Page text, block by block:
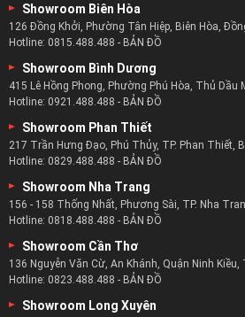
Showroom Biên Hòa
126 Đồng Khởi, Phường Tân Hiệp, Biên Hòa,
Hotline: 0815.488.488 - BẢN ĐỒ
Showroom Bình Dương
415 Lê Hồng Phong, Phường Phú Hòa, Thủ Dầu
Hotline: 0921.488.488 - BẢN ĐỒ
Showroom Phan Thiết
217 Trần Hưng Đạo, Phú Thủy, TP. Phan Thiết,
Hotline: 0829.488.488 - BẢN ĐỒ
Showroom Nha Trang
156 - 158 Thống Nhất, Phương Sài, TP. Nha
Hotline: 0818.488.488 - BẢN ĐỒ
Showroom Cần Thơ
136 Nguyễn Văn Cừ, An Khánh, Quận Ninh Kiều,
Hotline: 0823.488.488 - BẢN ĐỒ
Showroom Long Xuyên